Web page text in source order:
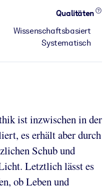
Qualitäten
Wissenschaftsbasiert
Systematisch
ist inzwischen in der
es erhält aber durch
Schub und
Letztlich lässt es
ob Leben und